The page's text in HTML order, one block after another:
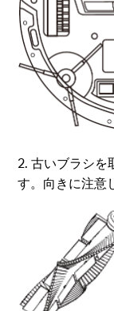
2. 古いブラシを
す。向きに注意